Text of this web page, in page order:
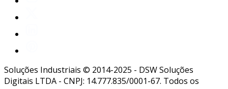
Soluções Industriais © 2014-2025 - DSW Soluções
Digitais LTDA - CNPJ: 14.777.835/0001-67. Todos os